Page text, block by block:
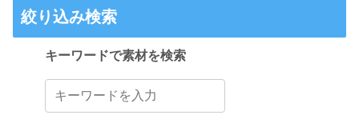
絞り込み検索
キーワードで素材を検索